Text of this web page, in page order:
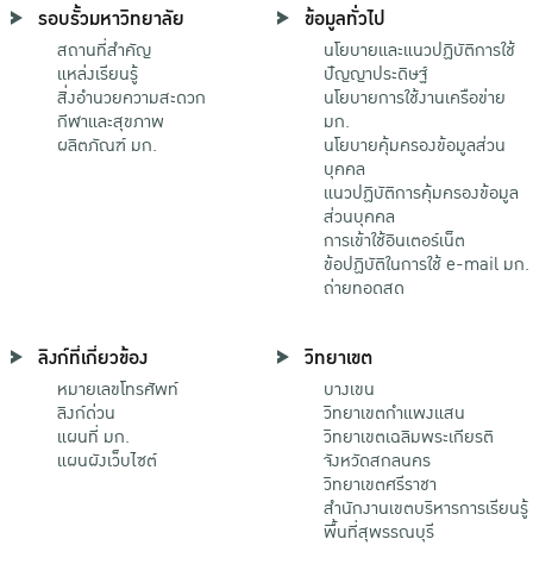
รอบรั้วมหาวิทยาลัย
สถานที่สำคัญ
แหล่งเรียนรู้
สิ่งอำนวยความสะดวก
กีฬาและสุขภาพ
ผลิตภัณฑ์ มก.
ข้อมูลทั่วไป
นโยบายและแนวปฏิบัติการใช้
ปัญญาประดิษฐ์
นโยบายการใช้งานเครือข่าย
มก.
นโยบายคุ้มครองข้อมูลส่วน
บุคคล
แนวปฏิบัติการคุ้มครองข้อมูล
ส่วนบุคคล
การเข้าใช้อินเตอร์เน็ต
ข้อปฏิบัติในการใช้ e-mail มก.
ถ่ายทอดสด
ลิงก์ที่เกี่ยวข้อง
หมายเลขโทรศัพท์
ลิงก์ด่วน
แผนที่ มก.
แผนผังเว็บไซต์
วิทยาเขต
บางเขน
วิทยาเขตกําแพงแสน
วิทยาเขตเฉลิมพระเกียรติ
จังหวัดสกลนคร
วิทยาเขตศรีราชา
สำนักงานเขตบริหารการเรียนรู้
พื้นที่สุพรรณบุรี